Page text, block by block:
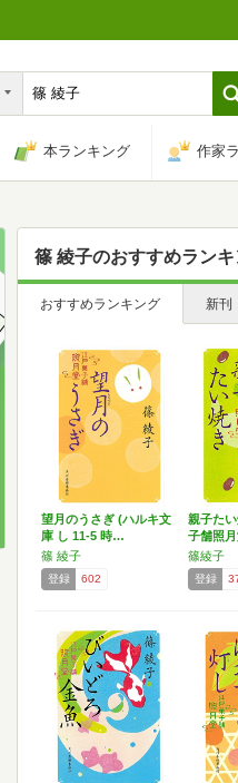
本ランキング 作家
篠 綾子のおすすめラン
おすすめランキング 新刊
望月のうさぎ (ハルキ文
庫 し 11-5 時…
篠 綾子
登録 602
親子た
子舗照
庫…
篠綾子
登録